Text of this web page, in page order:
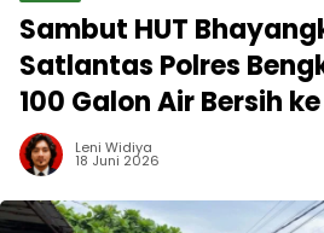
Sambut HUT
Satlantas Polres
100 Galon Air Bersih
Leni Widiya
18 Juni 2026